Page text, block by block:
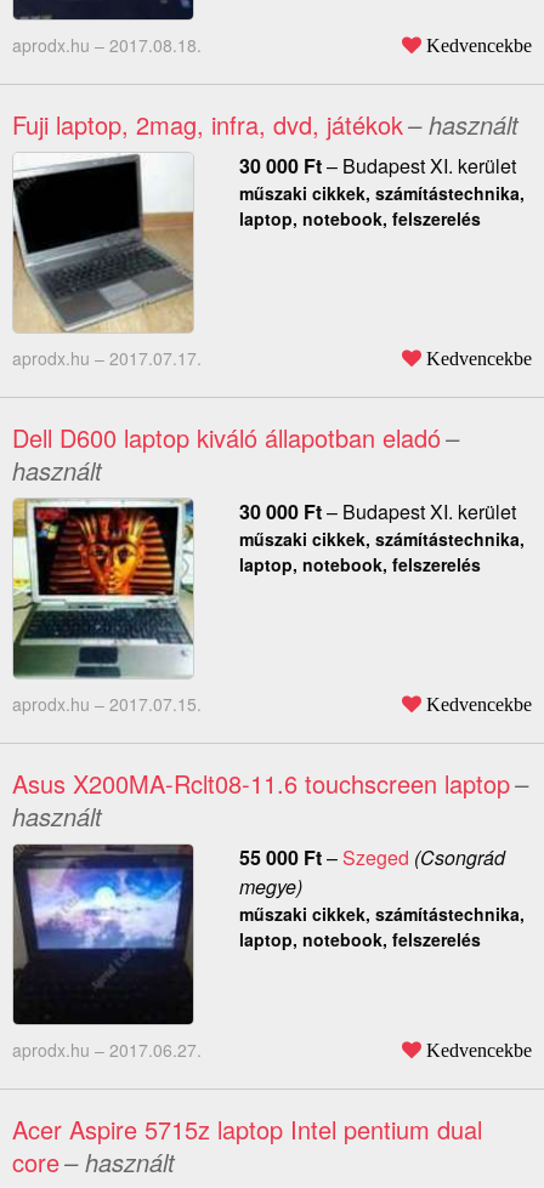
aprodx.hu – 2017.08.18. Kedvencekbe
Fuji laptop, 2mag, infra, dvd, játékok– használt
30 000 Ft– Budapest XI. kerület
műszaki cikkek, számítástechnika,
laptop, notebook, felszerelés
aprodx.hu – 2017.07.17. Kedvencekbe
Dell D600 laptop kiváló állapotban eladó–
használt
30 000 Ft– Budapest XI. kerület
műszaki cikkek, számítástechnika,
laptop, notebook, felszerelés
aprodx.hu – 2017.07.15. Kedvencekbe
Asus X200MA-Rclt08-11.6 touchscreen laptop–
használt
55 000 Ft–Szeged (Csongrád
megye)
műszaki cikkek, számítástechnika,
laptop, notebook, felszerelés
aprodx.hu – 2017.06.27. Kedvencekbe
Acer Aspire 5715z laptop Intel pentium dual
core– használt